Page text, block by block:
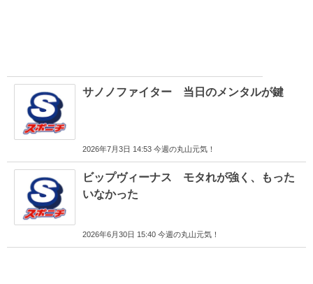
サノノファイター 当日のメンタルが鍵
2026年7月3日 14:53 今週の丸山元気！
ビップヴィーナス モタれが強く、もった
いなかった
2026年6月30日 15:40 今週の丸山元気！